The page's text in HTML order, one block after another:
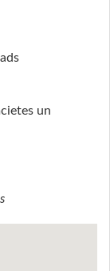
un